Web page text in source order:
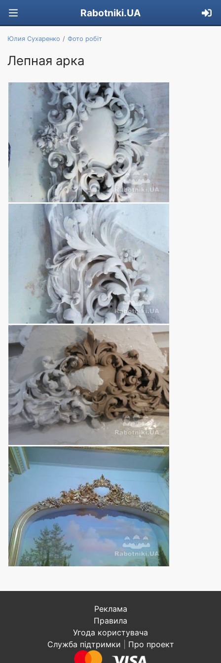
Rabotniki.UA
Юлия Сухаренко Фото робіт
Лепная арка
Реклама
Правила
Угода користувача
Служба підтримки
Про проект